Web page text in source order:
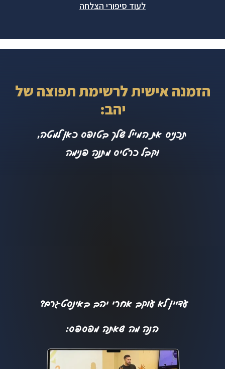
לעוד סיפורי הצלחה
הזמנה אישית לרשימת תפוצה של
יהב:
תכניס את המייל שלך בטופס כאן למטה,
וקבל כרטיס מתנה פנימה
עדיין לא עוקב אחרי יהב באינסטגרם?
הנה מה שאתה מפספס: